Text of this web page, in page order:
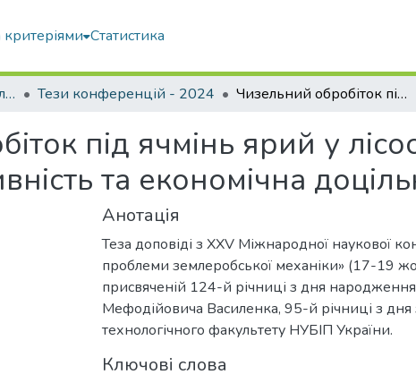
Статистика
Конференції та матеріали конференцій Тези конференцій - 2024 Чизельний обробіток під ячмінь ярий у лісостепових умовах України : ефективність та економічна доцільність
під ячмінь ярий у
та економічна
Анотація
Теза доповіді з XXV Міжнародної наукової
проблеми землеробської механіки» (17-19
присвяченій 124-й річниці з дня
Мефодійовича Василенка, 95-й річниці з дня
технологічного факультету НУБІП України.
Ключові слова